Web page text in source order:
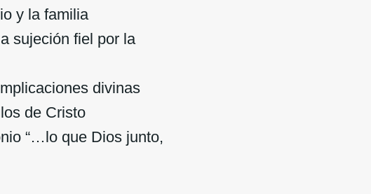
y la familia
sujeción fiel por la
divinas
de Cristo
“…lo que Dios junto,